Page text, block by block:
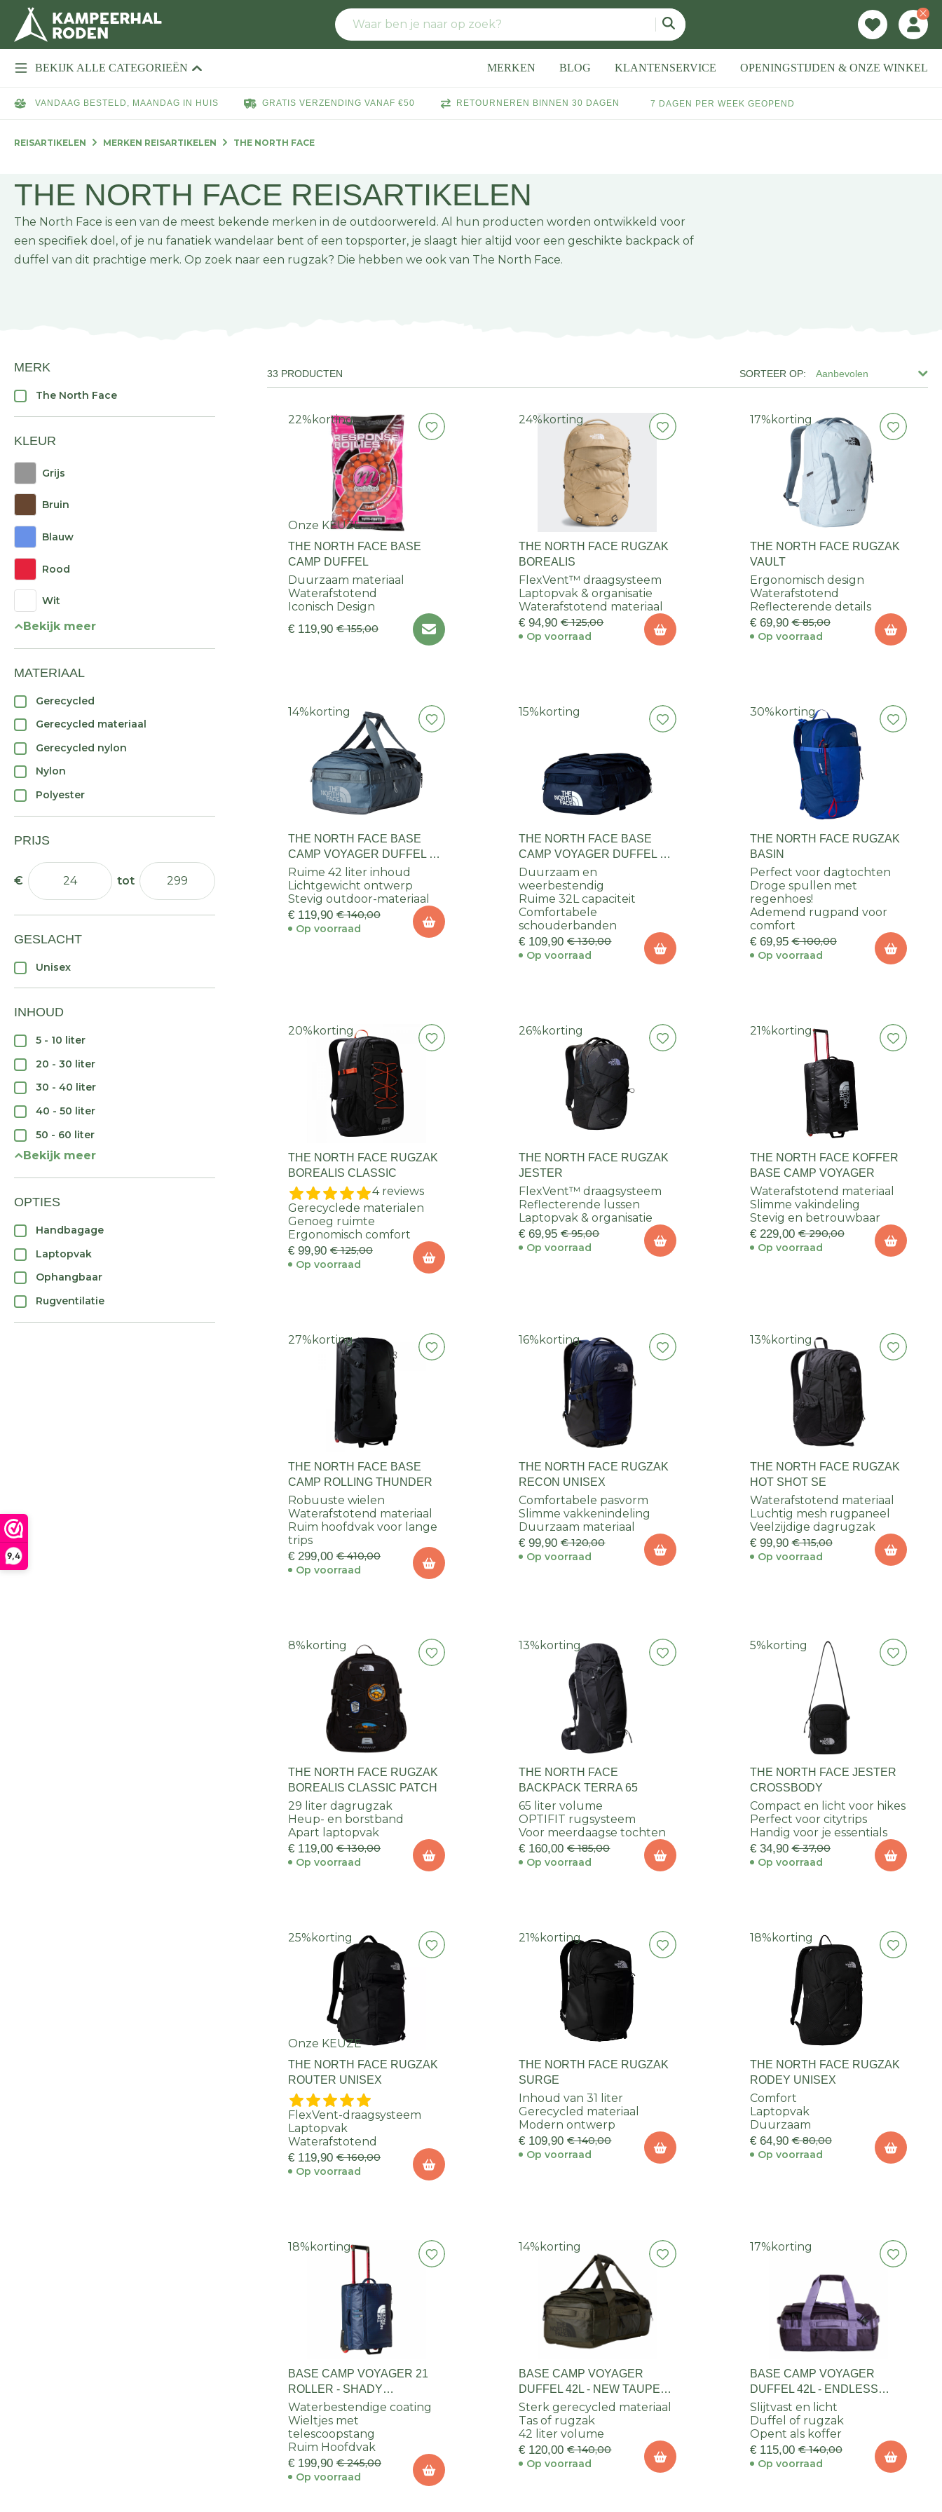
9,4
BEKIJK ALLE CATEGORIEËN MERKEN BLOG KLANTENSERVICE OPENINGSTIJDEN & ONZE WINKEL
VANDAAG BESTELD, MAANDAG IN HUIS GRATIS VERZENDING VANAF €50 RETOURNEREN BINNEN 30 DAGEN 7 DAGEN PER WEEK GEOPEND
REISARTIKELEN MERKEN REISARTIKELEN THE NORTH FACE
THE NORTH FACE REISARTIKELEN
The North Face is een van de meest bekende merken in de outdoorwereld. Al hun producten worden ontwikkeld voor
een specifiek doel, of je nu fanatiek wandelaar bent of een topsporter, je slaagt hier altijd voor een geschikte backpack of
duffel van dit prachtige merk. Op zoek naar een rugzak? Die hebben we ook van The North Face.
MERK
The North Face
KLEUR
Grijs
Bruin
Blauw
Rood
Wit
Bekijk meer
MATERIAAL
Gerecycled
Gerecycled materiaal
Gerecycled nylon
Nylon
Polyester
PRIJS
GESLACHT
Unisex
INHOUD
5 - 10 liter
20 - 30 liter
30 - 40 liter
40 - 50 liter
50 - 60 liter
Bekijk meer
OPTIES
Handbagage
Laptopvak
Ophangbaar
Rugventilatie
Aanbevolen
33 PRODUCTEN
22% korting
Onze KEUZE
THE NORTH FACE BASE
CAMP DUFFEL
Duurzaam materiaal
Waterafstotend
Iconisch Design
€ 119,90 € 155,00
24% korting
THE NORTH FACE RUGZAK
BOREALIS
FlexVent™ draagsysteem
Laptopvak & organisatie
Waterafstotend materiaal
€ 94,90 € 125,00
Op voorraad
17% korting
THE NORTH FACE RUGZAK
VAULT
Ergonomisch design
Waterafstotend
Reflecterende details
€ 69,90 € 85,00
Op voorraad
14% korting
THE NORTH FACE BASE
CAMP VOYAGER DUFFEL 42
LITER
Ruime 42 liter inhoud
Lichtgewicht ontwerp
Stevig outdoor-materiaal
€ 119,90 € 140,00
Op voorraad
15% korting
THE NORTH FACE BASE
CAMP VOYAGER DUFFEL 32
LITER
Duurzaam en
weerbestendig
Ruime 32L capaciteit
Comfortabele
schouderbanden
€ 109,90 € 130,00
Op voorraad
30% korting
THE NORTH FACE RUGZAK
BASIN
Perfect voor dagtochten
Droge spullen met
regenhoes!
Ademend rugpand voor
comfort
€ 69,95 € 100,00
Op voorraad
20% korting
THE NORTH FACE RUGZAK
BOREALIS CLASSIC
4 reviews
Gerecyclede materialen
Genoeg ruimte
Ergonomisch comfort
€ 99,90 € 125,00
Op voorraad
26% korting
THE NORTH FACE RUGZAK
JESTER
FlexVent™ draagsysteem
Reflecterende lussen
Laptopvak & organisatie
€ 69,95 € 95,00
Op voorraad
21% korting
THE NORTH FACE KOFFER
BASE CAMP VOYAGER
Waterafstotend materiaal
Slimme vakindeling
Stevig en betrouwbaar
€ 229,00 € 290,00
Op voorraad
27% korting
THE NORTH FACE BASE
CAMP ROLLING THUNDER
Robuuste wielen
Waterafstotend materiaal
Ruim hoofdvak voor lange
trips
€ 299,00 € 410,00
Op voorraad
16% korting
THE NORTH FACE RUGZAK
RECON UNISEX
Comfortabele pasvorm
Slimme vakkenindeling
Duurzaam materiaal
€ 99,90 € 120,00
Op voorraad
13% korting
THE NORTH FACE RUGZAK
HOT SHOT SE
Waterafstotend materiaal
Luchtig mesh rugpaneel
Veelzijdige dagrugzak
€ 99,90 € 115,00
Op voorraad
8% korting
THE NORTH FACE RUGZAK
BOREALIS CLASSIC PATCH
29 liter dagrugzak
Heup- en borstband
Apart laptopvak
€ 119,00 € 130,00
Op voorraad
13% korting
THE NORTH FACE
BACKPACK TERRA 65
65 liter volume
OPTIFIT rugsysteem
Voor meerdaagse tochten
€ 160,00 € 185,00
Op voorraad
5% korting
THE NORTH FACE JESTER
CROSSBODY
Compact en licht voor hikes
Perfect voor citytrips
Handig voor je essentials
€ 34,90 € 37,00
Op voorraad
25% korting
Onze KEUZE
THE NORTH FACE RUGZAK
ROUTER UNISEX
FlexVent-draagsysteem
Laptopvak
Waterafstotend
€ 119,90 € 160,00
Op voorraad
21% korting
THE NORTH FACE RUGZAK
SURGE
Inhoud van 31 liter
Gerecycled materiaal
Modern ontwerp
€ 109,90 € 140,00
Op voorraad
18% korting
THE NORTH FACE RUGZAK
RODEY UNISEX
Comfort
Laptopvak
Duurzaam
€ 64,90 € 80,00
Op voorraad
18% korting
BASE CAMP VOYAGER 21
ROLLER - SHADY
BLUE/SUMMIT NAVY
Waterbestendige coating
Wieltjes met
telescoopstang
Ruim Hoofdvak
€ 199,90 € 245,00
Op voorraad
14% korting
BASE CAMP VOYAGER
DUFFEL 42L - NEW TAUPE
GREEN
Sterk gerecycled materiaal
Tas of rugzak
42 liter volume
€ 120,00 € 140,00
Op voorraad
17% korting
BASE CAMP VOYAGER
DUFFEL 42L - ENDLESS
DUSK
Slijtvast en licht
Duffel of rugzak
Opent als koffer
€ 115,00 € 140,00
Op voorraad